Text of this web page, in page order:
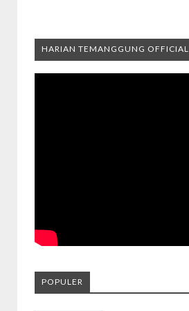
HARIAN TEMANGGUNG OFFICIAL
POPULER